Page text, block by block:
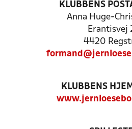
KLUBBENS
Anna Huge-
Erantisvej
4420
KLUBBENS